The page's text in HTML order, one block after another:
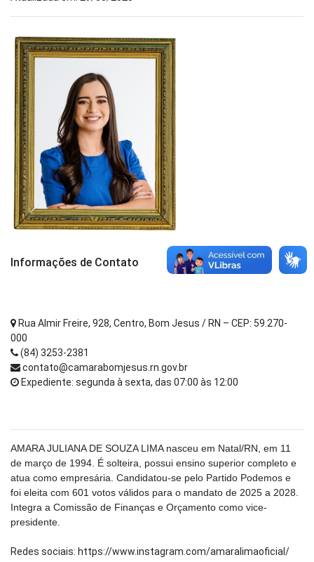
Informações de Contato
Rua Almir Freire, 928, Centro, Bom Jesus / RN – CEP: 59.270-
000
(84) 3253-2381
contato@camarabomjesus.rn.gov.br
Expediente: segunda à sexta, das 07:00 às 12:00
AMARA JULIANA DE SOUZA LIMA nasceu em Natal/RN, em 11
de março de 1994. É solteira, possui ensino superior completo e
atua como empresária. Candidatou-se pelo Partido Podemos e
foi eleita com 601 votos válidos para o mandato de 2025 a 2028.
Integra a Comissão de Finanças e Orçamento como vice-
presidente.
Redes sociais: https://www.instagram.com/amaralimaoficial/